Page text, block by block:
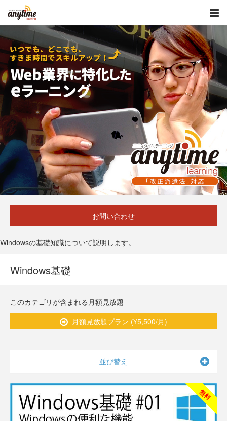
お問い合わせ
Windowsの基礎知識について説明します。
Windows基礎
このカテゴリが含まれる月額見放題
月額見放題プラン (¥5,500/月)
並び替え
無料